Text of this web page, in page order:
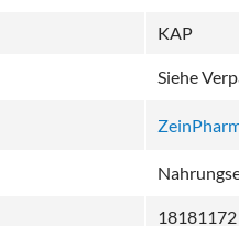
KAP
Siehe
18181172